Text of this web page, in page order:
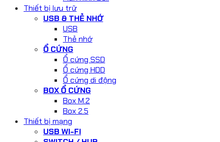
Thiết bị lưu trữ
USB & THẺ NHỚ
USB
Thẻ nhớ
Ổ CỨNG
Ổ cứng SSD
Ổ cứng HDD
Ổ cứng di động
BOX Ổ CỨNG
Box M.2
Box 2.5
Thiết bị mạng
USB WI-FI